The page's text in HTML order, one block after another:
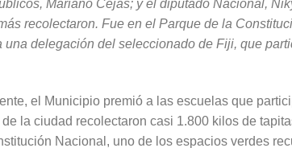
Mariano Cejas; y el diputado Nacional,
recolectaron. Fue en el Parque de la
delegación del seleccionado de Fiji, que
el Municipio premió a las escuelas que
la ciudad recolectaron casi 1.800 kilos de
Nacional, uno de los espacios verdes